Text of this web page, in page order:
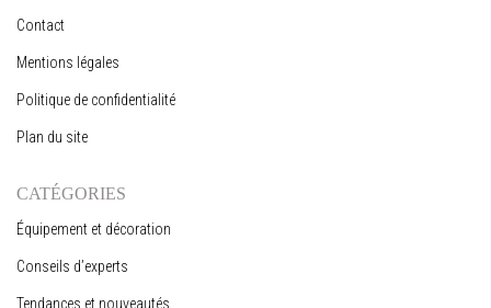
Contact
Mentions légales
Politique de confidentialité
Plan du site
CATÉGORIES
Équipement et décoration
Conseils d’experts
Tendances et nouveautés